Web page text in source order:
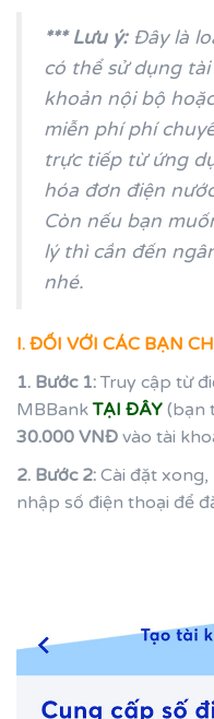
*** Lưu ý: Đây là
có thể sử dụng
khoản nội bộ
miễn phí phí
trực tiếp từ ứng
hóa đơn điện
Còn nếu bạn
lý thì cần đến
nhé.
I. ĐỐI VỚI CÁC BẠN
1. Bước 1: Truy cập từ
MBBankTẠI ĐÂY (bạn
30.000 VNĐ vào tài
2. Bước 2: Cài đặt
nhập số điện thoại để